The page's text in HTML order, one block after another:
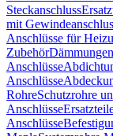
Steckanschluss
mit
Anschlüsse für
Zubehör
Anschlüsse
Anschlüsse
RohreSchutzrohre
Anschlüsse
Anschlüsse